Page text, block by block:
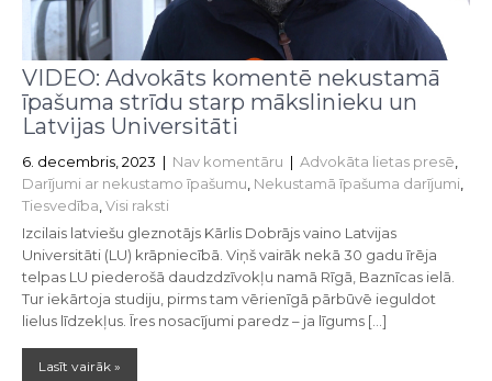
VIDEO: Advokāts komentē nekustamā
īpašuma strīdu starp mākslinieku un
Latvijas Universitāti
6. decembris, 2023 | Nav komentāru | Advokāta lietas presē
Darījumi ar nekustamo īpašumu Nekustamā īpašuma darījumi
Tiesvedība Visi raksti
Izcilais latviešu gleznotājs Kārlis Dobrājs vaino Latvijas
Universitāti (LU) krāpniecībā. Viņš vairāk nekā 30 gadu īrēja
telpas LU piederošā daudzdzīvokļu namā Rīgā, Baznīcas ielā.
Tur iekārtoja studiju, pirms tam vērienīgā pārbūvē ieguldot
lielus līdzekļus. Īres nosacījumi paredz – ja līgums […]
Lasīt vairāk »